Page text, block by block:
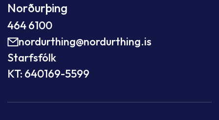
Norðurþing
464 6100
nordurthing@nordurthing.is
Starfsfólk
KT: 640169-5599